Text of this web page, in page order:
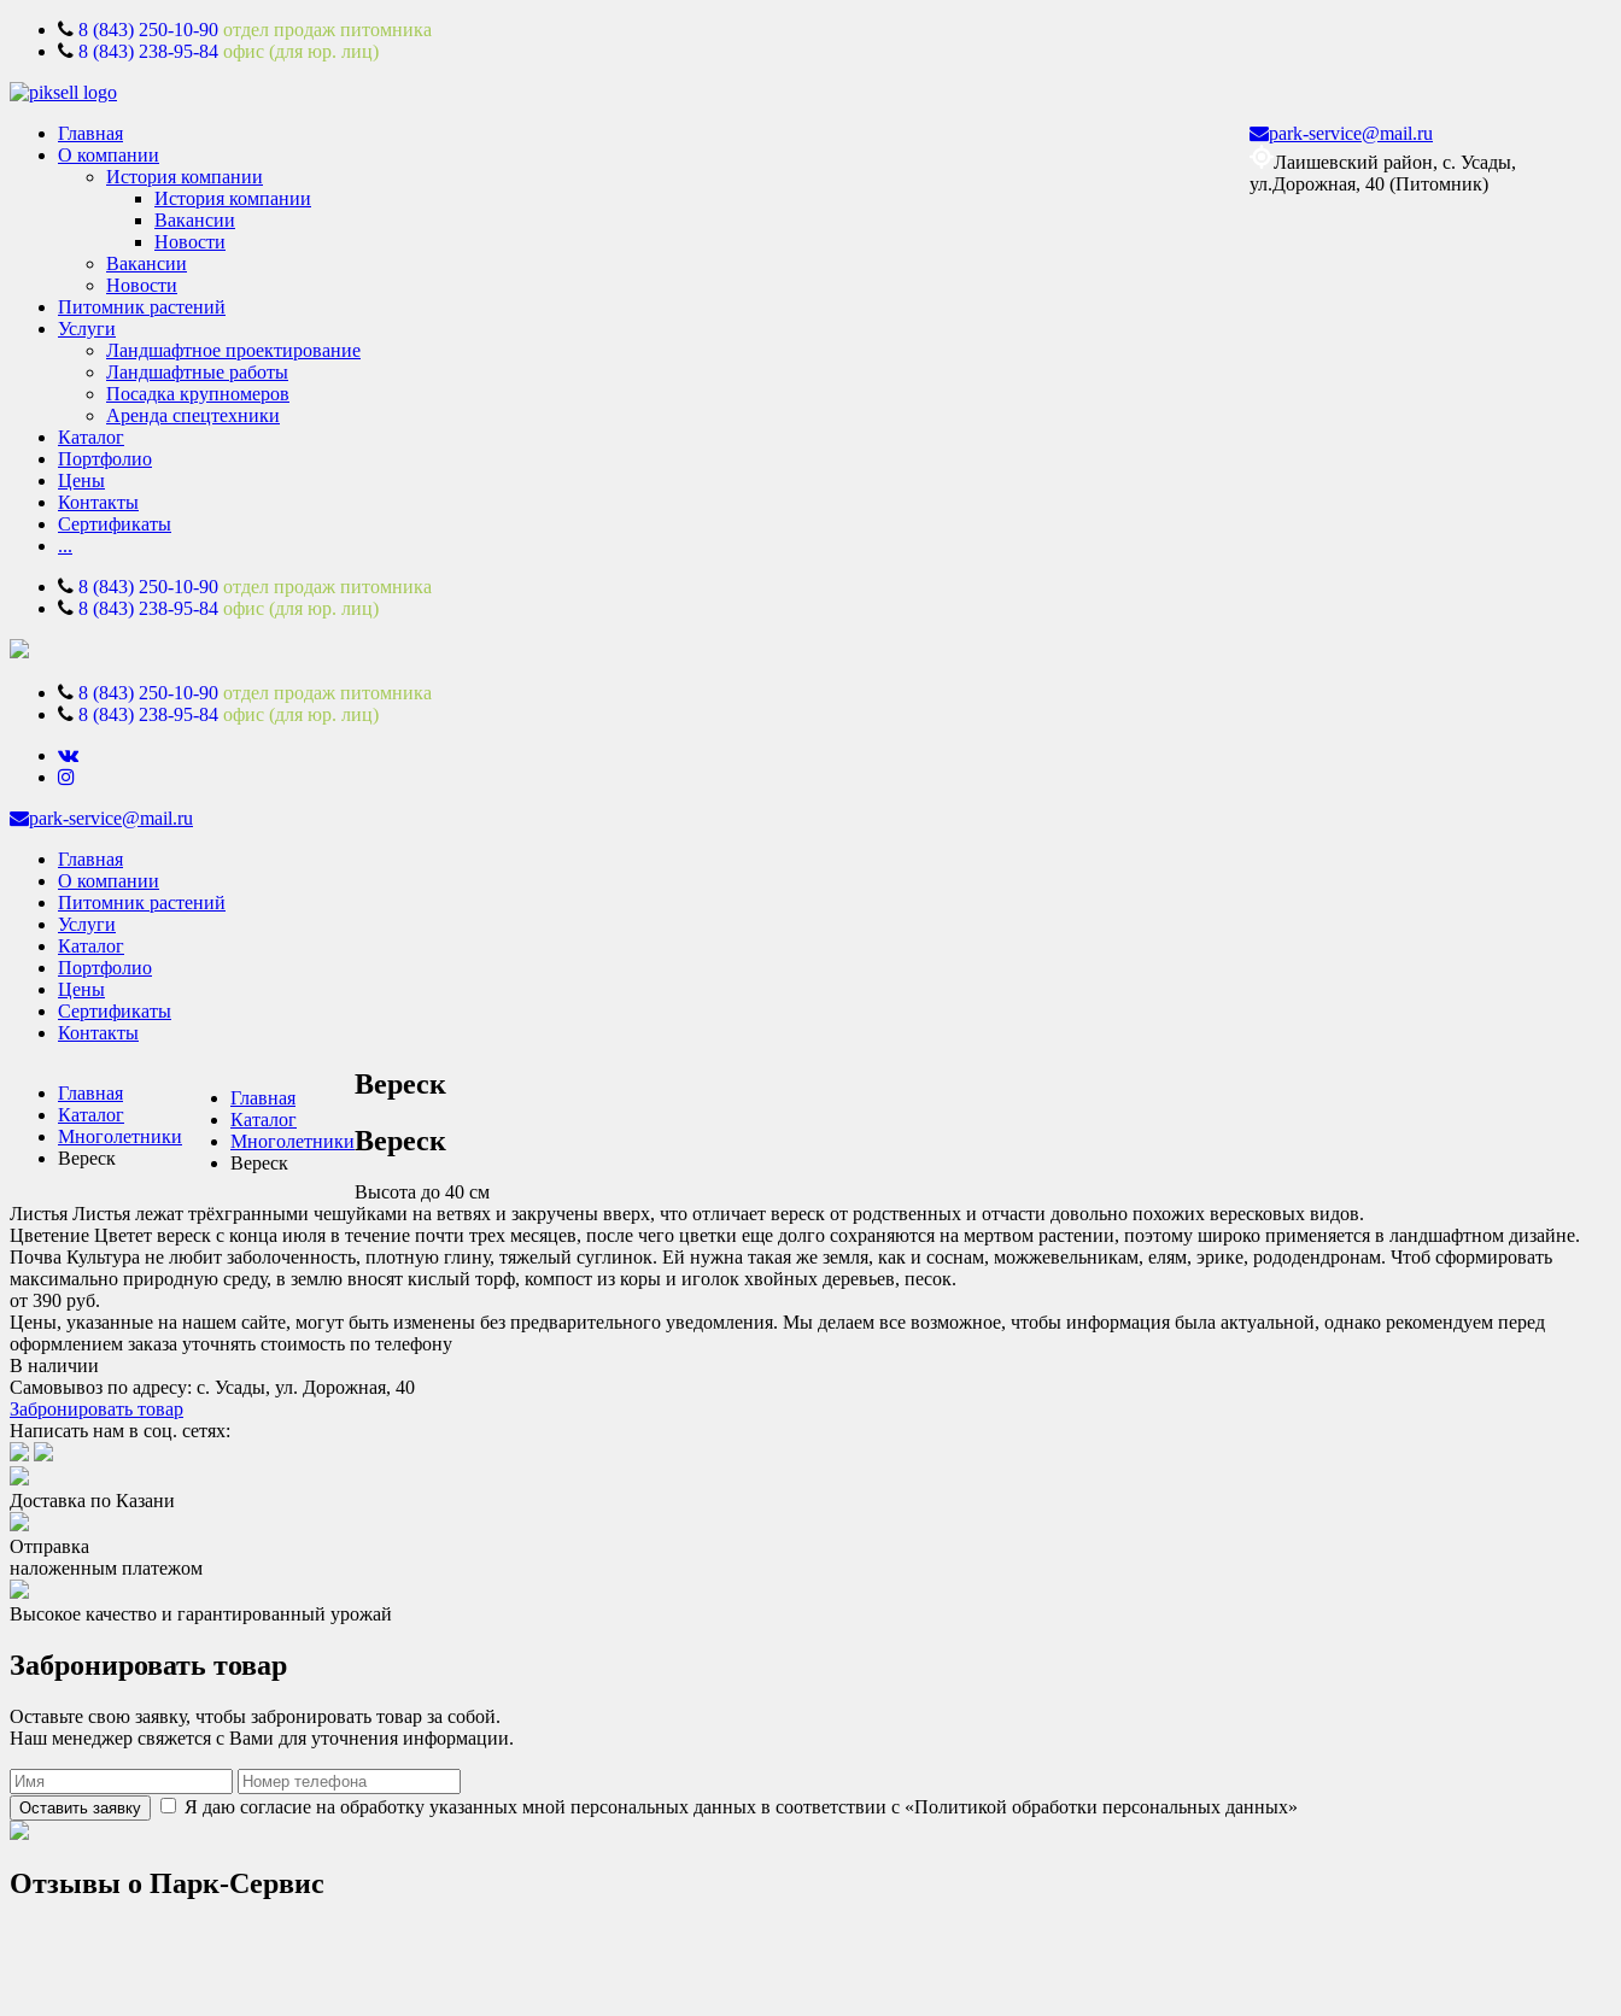
8 (843) 250-10-90 отдел продаж питомника
8 (843) 238-95-84 офис (для юр. лиц)
park-service@mail.ru
Лаишевский район, с. Усады,
ул.Дорожная, 40 (Питомник)
Главная
О компании
История компании
История компании
Вакансии
Новости
Вакансии
Новости
Питомник растений
Услуги
Ландшафтное проектирование
Ландшафтные работы
Посадка крупномеров
Аренда спецтехники
Каталог
Портфолио
Цены
Контакты
Сертификаты
...
8 (843) 250-10-90 отдел продаж питомника
8 (843) 238-95-84 офис (для юр. лиц)
8 (843) 250-10-90 отдел продаж питомника
8 (843) 238-95-84 офис (для юр. лиц)
park-service@mail.ru
Главная
О компании
Питомник растений
Услуги
Каталог
Портфолио
Цены
Сертификаты
Контакты
Главная
Каталог
Многолетники
Вереск
Главная
Каталог
Многолетники
Вереск
Вереск
Вереск
Высота до 40 см
Листья Листья лежат трёхгранными чешуйками на ветвях и закручены вверх, что отличает вереск от родственных и отчасти довольно похожих вересковых видов.
Цветение Цветет вереск с конца июля в течение почти трех месяцев, после чего цветки еще долго сохраняются на мертвом растении, поэтому широко применяется в ландшафтном дизайне.
Почва Культура не любит заболоченность, плотную глину, тяжелый суглинок. Ей нужна такая же земля, как и соснам, можжевельникам, елям, эрике, рододендронам. Чтоб сформировать
максимально природную среду, в землю вносят кислый торф, компост из коры и иголок хвойных деревьев, песок.
от 390 руб.
Цены, указанные на нашем сайте, могут быть изменены без предварительного уведомления. Мы делаем все возможное, чтобы информация была актуальной, однако рекомендуем перед
оформлением заказа уточнять стоимость по телефону
В наличии
Самовывоз по адресу: с. Усады, ул. Дорожная, 40
Забронировать товар
Написать нам в соц. сетях:
Доставка по Казани
Отправка
наложенным платежом
Высокое качество и гарантированный урожай
Забронировать товар
Оставьте свою заявку, чтобы забронировать товар за собой.
Наш менеджер свяжется с Вами для уточнения информации.
Оставить заявку Я даю согласие на обработку указанных мной персональных данных в соответствии с «Политикой обработки персональных данных»
Отзывы о Парк-Сервис